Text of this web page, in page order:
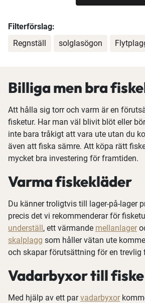
Filterförslag:
Regnställ
solglasögon
Billiga men bra
Att hålla sig torr och varm är en
fisketur. Har man väl blivit blöt eller
inte bara tråkigt att vara ute utan du
även att fiska sämre. Att köpa rätt
mycket bra investering för framtiden.
Varma fiskekläder
Du känner troligtvis till lager-på-lager
precis det vi rekommenderar för
underställ, ett värmande mellanlager
skalplagg som håller vätan ute
och skapar förutsättning för en trevlig
Vadarbyxor till fiske
Med hjälp av ett parvadarbyxor